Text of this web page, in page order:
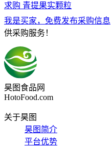
求购 青提果实颗粒
我是买家，免费发布采购信息
供采购服务！
昊图食品网
HotoFood.com
关于昊图
昊图简介
平台优势